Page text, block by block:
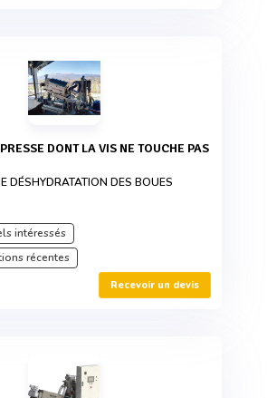
DÉSHYDRATATION DES BOUES
intéressés
récentes
Recevoir un devis